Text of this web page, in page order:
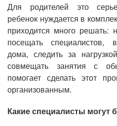
Для родителей это
ребенок нуждается в
приходится много решать:
посещать специалистов,
дома, следить за
совмещать занятия с
помогает сделать этот
организованным.
Какие специалисты могут